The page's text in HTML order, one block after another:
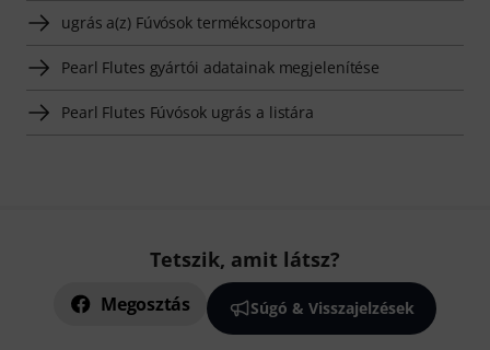
ugrás a(z) Fúvósok termékcsoportra
Pearl Flutes gyártói adatainak megjelenítése
Pearl Flutes Fúvósok ugrás a listára
Tetszik, amit látsz?
Megosztás Súgó & Visszajelzések